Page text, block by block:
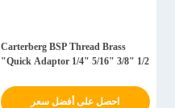
Carterberg BSP Thread Brass
Quick Adaptor 1/4" 5/16" 3/8" 1/2"
احصل على أفضل سعر